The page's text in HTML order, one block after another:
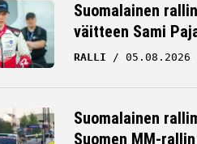
Suomalainen
väitteen Sami
RALLI 05.08.2026
Suomalainen
Suomen MM-